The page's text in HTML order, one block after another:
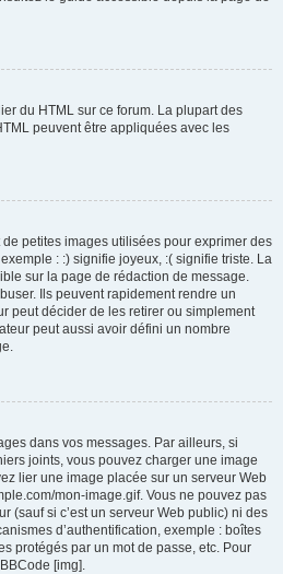
du HTML sur ce forum. La plupart des
peuvent être appliquées avec les
petites images utilisées pour exprimer des
: :) signifie joyeux, :( signifie triste. La
sur la page de rédaction de message.
Ils peuvent rapidement rendre un
peut décider de les retirer ou simplement
peut aussi avoir défini un nombre
dans vos messages. Par ailleurs, si
joints, vous pouvez charger une image
lier une image placée sur un serveur Web
mon-image.gif. Vous ne pouvez pas
(sauf si c’est un serveur Web public) ni des
d’authentification, exemple : boîtes
protégés par un mot de passe, etc. Pour
[img].